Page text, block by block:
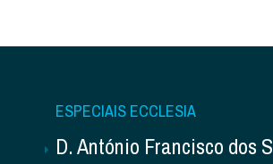
ESPECIAIS ECCLESIA
D. António Francisco dos